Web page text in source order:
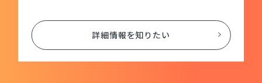
詳細情報を知りたい